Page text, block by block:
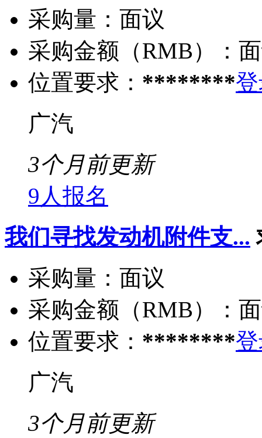
采购量： 面议
采购金额（RMB）：
位置要求： ********
广汽
3个月前更新
9人报名
我们寻找发动机附件支...
采购量： 面议
采购金额（RMB）：
位置要求： ********
广汽
3个月前更新